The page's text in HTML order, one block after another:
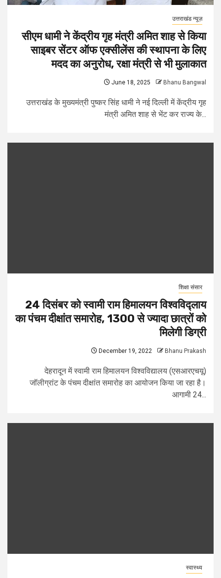
उत्तराखंड न्यूज़
सीएम धामी ने केंद्रीय गृह मंत्री अमित शाह से किया
साइबर सेंटर ऑफ एक्सीलेंस की स्थापना के लिए
मदद का अनुरोध, रक्षा मंत्री से भी मुलाकात
June 18, 2025 Bhanu Bangwal
उत्तराखंड के मुख्यमंत्री पुष्कर सिंह धामी ने नई दिल्ली में केंद्रीय गृह
मंत्री अमित शाह से भेंट कर राज्य के...
शिक्षा संसार
24 दिसंबर को स्वामी राम हिमालयन विश्वविद्लाय
का पंचम दीक्षांत समारोह, 1300 से ज्यादा छात्रों को
मिलेगी डिग्री
December 19, 2022 Bhanu Prakash
देहरादून में स्वामी राम हिमालयन विश्वविद्यालय (एसआरएचयू)
जॉलीग्रांट के पंचम दीक्षांत समारोह का आयोजन किया जा रहा है।
आगामी 24...
स्वास्थ्य